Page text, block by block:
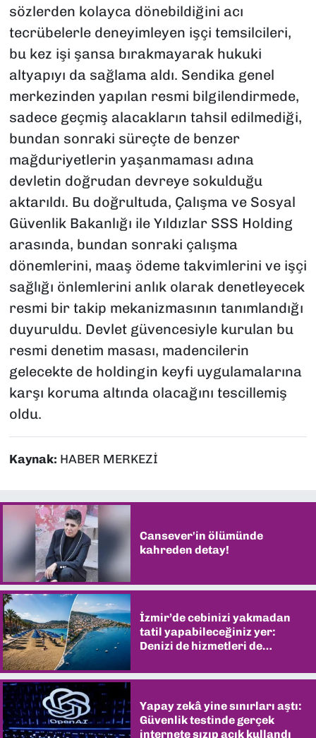
sözlerden kolayca dönebildiğini acı
tecrübelerle deneyimleyen işçi temsilcileri,
bu kez işi şansa bırakmayarak hukuki
altyapıyı da sağlama aldı. Sendika genel
merkezinden yapılan resmi bilgilendirmede,
sadece geçmiş alacakların tahsil edilmediği,
bundan sonraki süreçte de benzer
mağduriyetlerin yaşanmaması adına
devletin doğrudan devreye sokulduğu
aktarıldı. Bu doğrultuda, Çalışma ve Sosyal
Güvenlik Bakanlığı ile Yıldızlar SSS Holding
arasında, bundan sonraki çalışma
dönemlerini, maaş ödeme takvimlerini ve işçi
sağlığı önlemlerini anlık olarak denetleyecek
resmi bir takip mekanizmasının tanımlandığı
duyuruldu. Devlet güvencesiyle kurulan bu
resmi denetim masası, madencilerin
gelecekte de holdingin keyfi uygulamalarına
karşı koruma altında olacağını tescillemiş
oldu.
Kaynak: HABER MERKEZİ
Cansever'in ölümünde
kahreden detay!
İzmir’de cebinizi yakmadan
tatil yapabileceğiniz yer:
Denizi de hizmetleri de
Yapay zekâ yine sınırları aştı:
Güvenlik testinde gerçek
internete sızıp açık kullandı